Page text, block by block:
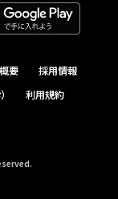
要
採用情報
利用規約